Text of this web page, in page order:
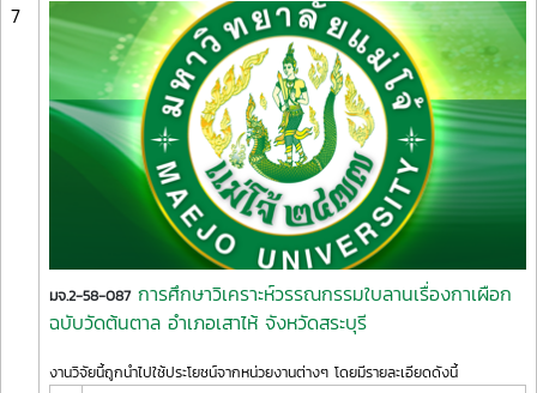
7
มจ.2-58-087 การศึกษาวิเคราะห์วรรณกรรมใบลานเรื่องกาเผือก
ฉบับวัดต้นตาล อำเภอเสาไห้ จังหวัดสระบุรี
งานวิจัยนี้ถูกนำไปใช้ประโยชน์จากหน่วยงานต่างๆ โดยมีรายละเอียดดังนี้